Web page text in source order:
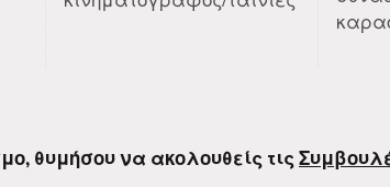
θυμήσου να ακολουθείς τις